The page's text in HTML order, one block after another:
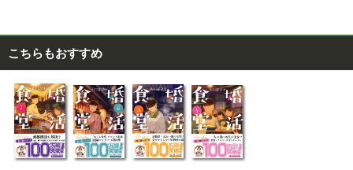
こちらもおすすめ